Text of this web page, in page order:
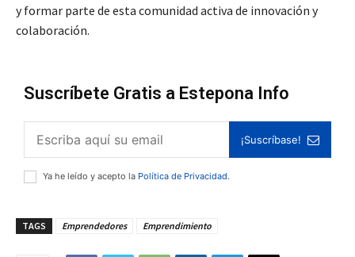
y formar parte de esta comunidad activa de innovación y
colaboración.
Suscríbete Gratis a Estepona Info
¡Suscríbase!
Ya he leído y acepto la Política de Privacidad.
TAGS Emprendedores Emprendimiento